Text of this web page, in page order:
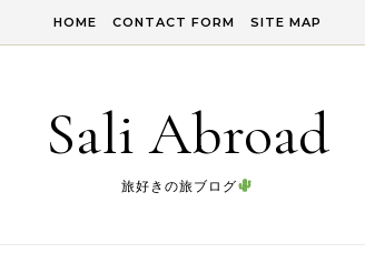
HOME CONTACT FORM SITE MAP
Sali Abroad
旅好きの旅ブログ